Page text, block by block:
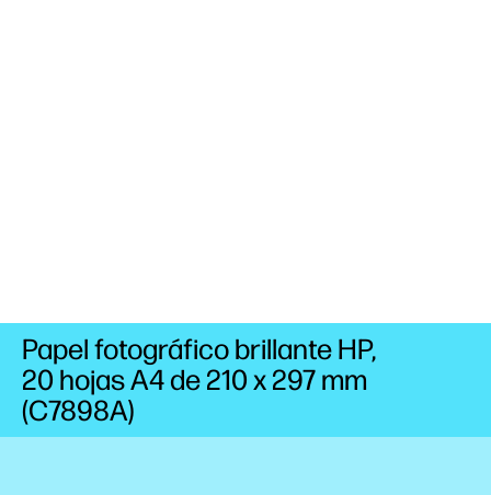
Papel fotográfico brillante HP,
20 hojas A4 de 210 x 297 mm
(C7898A)